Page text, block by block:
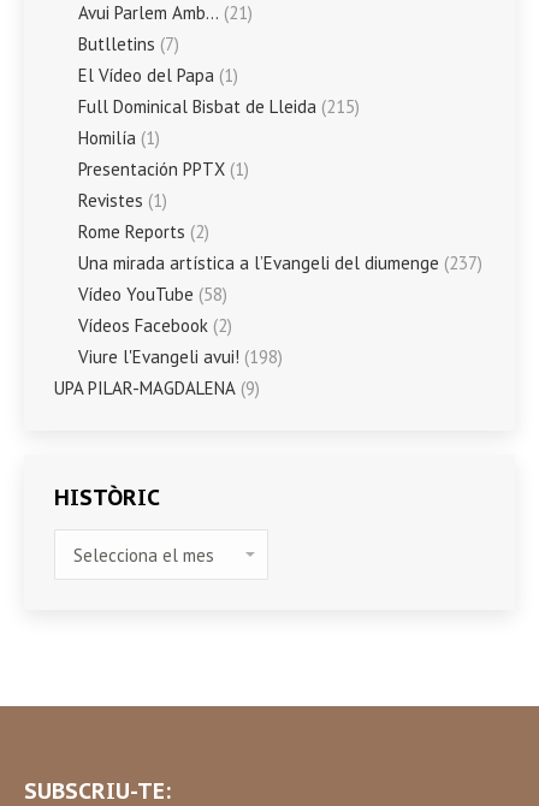
Avui Parlem Amb… (21)
Butlletins (7)
El Vídeo del Papa (1)
Full Dominical Bisbat de Lleida (215)
Homilía (1)
Presentación PPTX (1)
Revistes (1)
Rome Reports (2)
Una mirada artística a l’Evangeli del diumenge (237)
Vídeo YouTube (58)
Vídeos Facebook (2)
Viure l'Evangeli avui! (198)
UPA PILAR-MAGDALENA (9)
HISTÒRIC
SUBSCRIU-TE: